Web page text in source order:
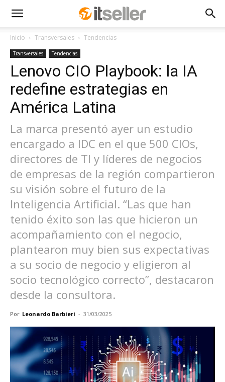
Inicio Transversales Tendencias
Transversales Tendencias
Lenovo CIO Playbook: la IA
redefine estrategias en
América Latina
La marca presentó ayer un estudio
encargado a IDC en el que 500 CIOs,
directores de TI y líderes de negocios
de empresas de la región compartieron
su visión sobre el futuro de la
Inteligencia Artificial. “Las que han
tenido éxito son las que hicieron un
acompañamiento con el negocio,
plantearon muy bien sus expectativas
a su socio de negocio y eligieron al
socio tecnológico correcto”, destacaron
desde la consultora.
Por Leonardo Barbieri - 31/03/2025